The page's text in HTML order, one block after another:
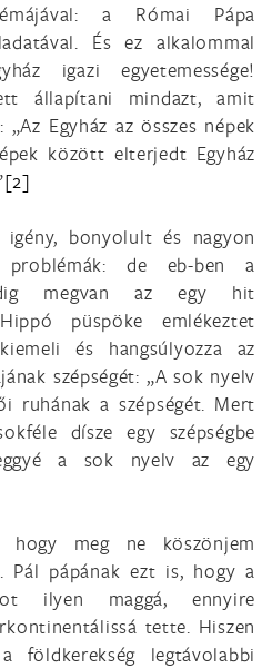
a Római Pápa
És ez alkalommal
igazi egyetemessége!
állapítani mindazt, amit
Egyház az összes népek
között elterjedt Egyház
[2]
bonyolult és nagyon
problémák: de eb-ben a
megvan az egy hit
püspöke emlékeztet
és hangsúlyozza az
szépségét: „A sok nyelv
ruhának a szépségét. Mert
dísze egy szépségbe
a sok nyelv az egy
hogy meg ne köszönjem
Pál pápának ezt is, hogy a
ilyen maggá, ennyire
tette. Hiszen
földkerekség legtávolabbi